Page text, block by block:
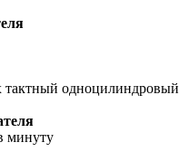
тактный одноцилиндровый
минуту